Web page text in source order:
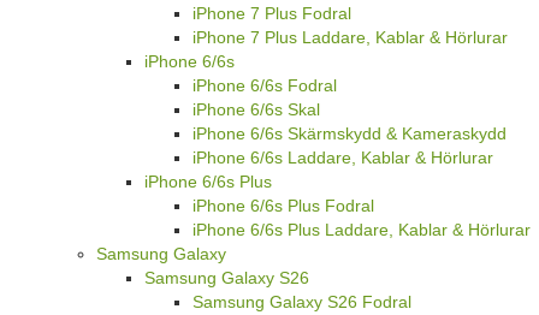
iPhone 7 Plus Fodral
iPhone 7 Plus Laddare, Kablar & Hörlurar
iPhone 6/6s
iPhone 6/6s Fodral
iPhone 6/6s Skal
iPhone 6/6s Skärmskydd & Kameraskydd
iPhone 6/6s Laddare, Kablar & Hörlurar
iPhone 6/6s Plus
iPhone 6/6s Plus Fodral
iPhone 6/6s Plus Laddare, Kablar & Hörlurar
Samsung Galaxy
Samsung Galaxy S26
Samsung Galaxy S26 Fodral